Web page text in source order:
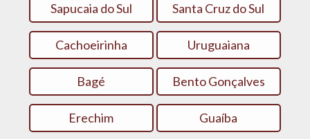
Sapucaia do Sul Santa Cruz do Sul
Cachoeirinha Uruguaiana
Bagé Bento Gonçalves
Erechim Guaíba